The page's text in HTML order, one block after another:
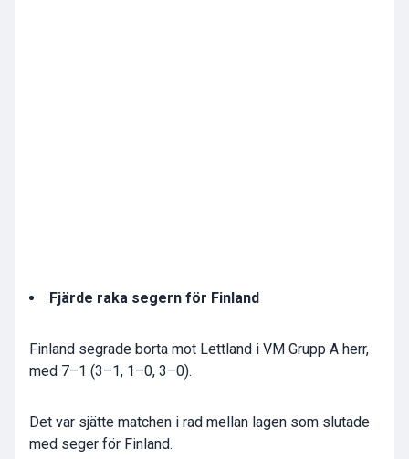
Fjärde raka segern för Finland
Finland segrade borta mot Lettland i VM Grupp A herr,
med 7–1 (3–1, 1–0, 3–0).
Det var sjätte matchen i rad mellan lagen som slutade
med seger för Finland.